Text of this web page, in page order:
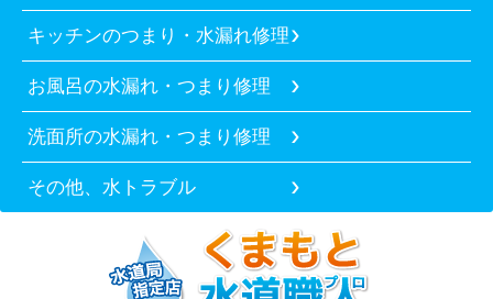
キッチンのつまり・水漏れ修理
お風呂の水漏れ・つまり修理
洗面所の水漏れ・つまり修理
その他、水トラブル